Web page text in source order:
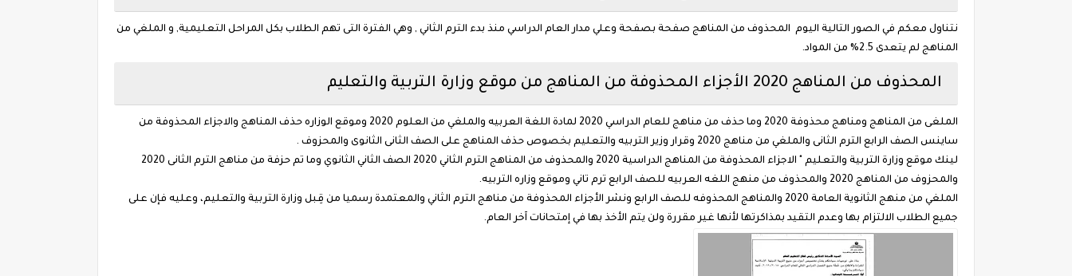
نتناول معكم في الصور التالية اليوم المحذوف من المناهج صفحة بصفحة وعلي مدار العام الدراسي منذ بدء الترم الثاني , وهي الفترة التى تهم الطلاب بكل المراحل التعليمية, و الملغي من
المناهج لم يتعدى 2.5% من المواد.
المحذوف من المناهج 2020 الأجزاء المحذوفة من المناهج من موقع وزارة التربية والتعليم
الملغى من المناهج ومناهج محذوفة 2020 وما حذف من مناهج للعام الدراسي 2020 لمادة اللغة العربيه والملغي من العلوم 2020 وموقع الوزاره حذف المناهج والاجزاء المحذوفة من
ساينس الصف الرابع الترم الثانى والملغي من مناهج 2020 وقرار وزير التربيه والتعليم بخصوص حذف المناهج على الصف الثانى الثانوى والمحزوف .
لينك موقع وزارة التربية والتعليم " الاجزاء المحذوفة من المناهج الدراسية 2020 والمحذوف من المناهج الترم الثاني 2020 الصف الثاني الثانوي وما تم حزفة من مناهج الترم الثانى 2020
والمحزوف من المناهج 2020 والمحذوف من منهج اللغه العربيه للصف الرابع ترم تاني وموقع وزاره التربيه.
الملغي من منهج الثانوية العامة 2020 والمناهج المحذوفه للصف الرابع ونشر الأجزاء المحذوفة من مناهج الترم الثاني والمعتمدة رسميا من قِبل وزارة التربية والتعليم، وعليه فإن على
جميع الطلاب الالتزام بها وعدم التقيد بمذاكرتها لأنها غير مقررة ولن يتم الأخذ بها في إمتحانات آخر العام.